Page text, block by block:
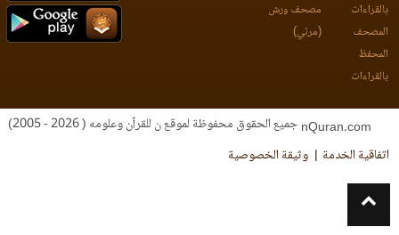
بالقراءات
المصحف
المحفظ
بالقراءات
مصحف ورش
(مرئي)
جميع الحقوق محفوظة لموقع ن للقرآن وعلومه ( 2026 - 2005)
اتفاقية الخدمة
وثيقة الخصوصية